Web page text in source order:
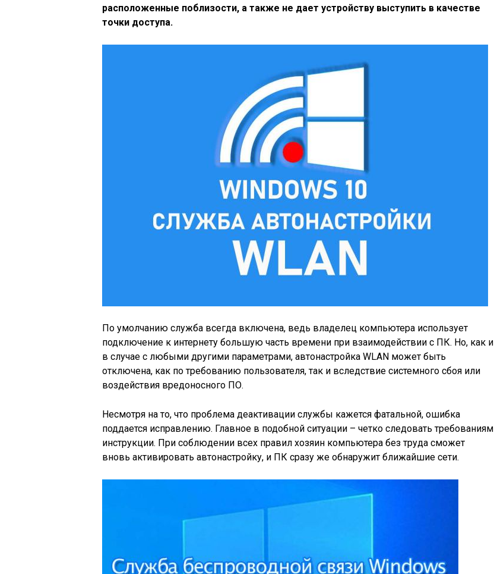
расположенные поблизости, а также не дает устройству выступить в качестве
точки доступа.
По умолчанию служба всегда включена, ведь владелец компьютера использует
подключение к интернету большую часть времени при взаимодействии с ПК. Но, как и
в случае с любыми другими параметрами, автонастройка WLAN может быть
отключена, как по требованию пользователя, так и вследствие системного сбоя или
воздействия вредоносного ПО.
Несмотря на то, что проблема деактивации службы кажется фатальной, ошибка
поддается исправлению. Главное в подобной ситуации – четко следовать требованиям
инструкции. При соблюдении всех правил хозяин компьютера без труда сможет
вновь активировать автонастройку, и ПК сразу же обнаружит ближайшие сети.